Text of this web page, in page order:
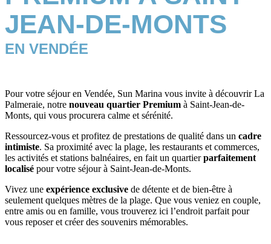
JEAN-DE-MONTS
EN VENDÉE
Pour votre séjour en Vendée, Sun Marina vous invite à découvrir La
Palmeraie, notre nouveau quartier Premium à Saint-Jean-de-
Monts, qui vous procurera calme et sérénité.
Ressourcez-vous et profitez de prestations de qualité dans un cadre
intimiste. Sa proximité avec la plage, les restaurants et commerces,
les activités et stations balnéaires, en fait un quartierparfaitement
localisé pour votre séjour à Saint-Jean-de-Monts.
Vivez une expérience exclusive de détente et de bien-être à
seulement quelques mètres de la plage. Que vous veniez en couple,
entre amis ou en famille, vous trouverez ici l’endroit parfait pour
vous reposer et créer des souvenirs mémorables.